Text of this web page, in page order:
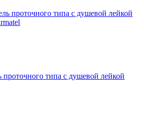
проточного типа с душевой лейкой